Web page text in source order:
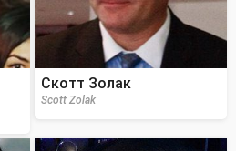
Скотт Золак
Scott Zolak